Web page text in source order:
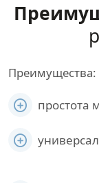
Преимущества:
простота